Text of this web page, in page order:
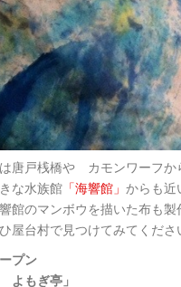
唐戸桟橋や カモンワーフか
な水族館 「海響館」 からも近
館のマンボウを描いた布も製
屋台村で見つけてみてくださ
プン
よもぎ亭」